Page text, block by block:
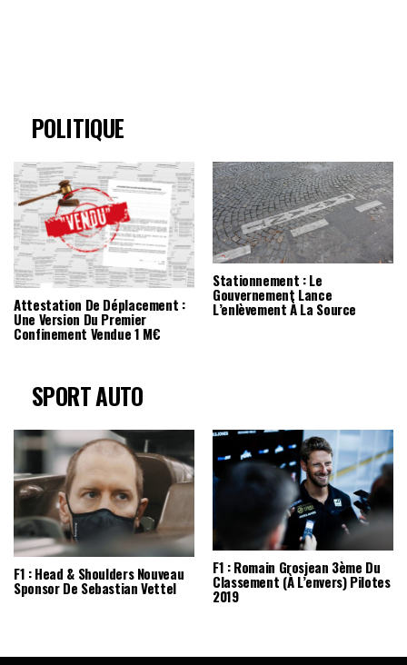
POLITIQUE
Attestation De Déplacement :
Une Version Du Premier
Confinement Vendue 1 M€
Stationnement : Le
Gouvernement Lance
L’enlèvement À La Source
SPORT AUTO
F1 : Head & Shoulders Nouveau
Sponsor De Sebastian Vettel
F1 : Romain Grosjean 3ème Du
Classement (à L’envers) Pilotes
2019